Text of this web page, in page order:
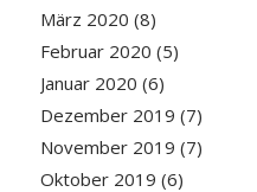
März 2020 (8)
Februar 2020 (5)
Januar 2020 (6)
Dezember 2019 (7)
November 2019 (7)
Oktober 2019 (6)